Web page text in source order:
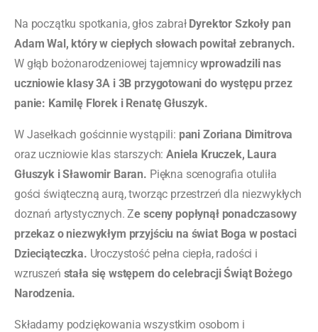
Na początku spotkania, głos zabrał Dyrektor Szkoły pan
Adam Wal, który w ciepłych słowach powitał zebranych.
W głąb bożonarodzeniowej tajemnicywprowadzili nas
uczniowie klasy 3A i 3B przygotowani do występu przez
panie: Kamilę Florek i Renatę Głuszyk.
W Jasełkach gościnnie wystąpili: pani Zoriana Dimitrova
oraz uczniowie klas starszych: Aniela Kruczek, Laura
Głuszyk i Sławomir Baran. Piękna scenografia otuliła
gości świąteczną aurą, tworząc przestrzeń dla niezwykłych
doznań artystycznych. Ze sceny popłynął ponadczasowy
przekaz o niezwykłym przyjściu na świat Boga w postaci
Dzieciąteczka. Uroczystość pełna ciepła, radości i
wzruszeń stała się wstępem do celebracji Świąt Bożego
Narodzenia.
Składamy podziękowania wszystkim osobom i